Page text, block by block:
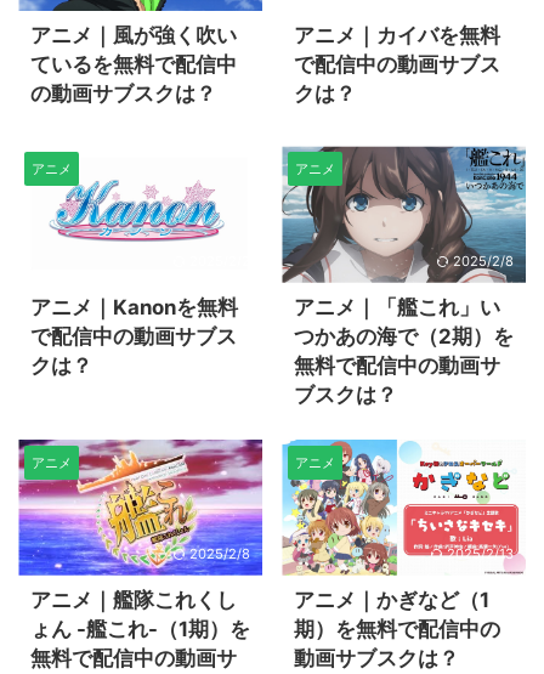
アニメ｜風が強く吹い
ているを無料で配信中
の動画サブスクは？
アニメ｜カイバを無料
で配信中の動画サブス
クは？
アニメ
アニメ｜Kanonを無料
で配信中の動画サブス
クは？
アニメ
2025/2/8
アニメ｜「艦これ」い
つかあの海で（2期）を
無料で配信中の動画サ
ブスクは？
アニメ
2025/2/8
アニメ｜艦隊これくし
ょん -艦これ-（1期）を
無料で配信中の動画サ
アニメ
2025/2/13
アニメ｜かぎなど（1
期）を無料で配信中の
動画サブスクは？